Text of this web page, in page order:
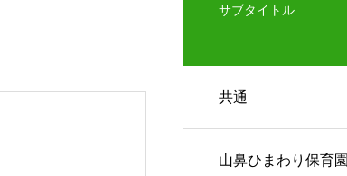
サブタイトル
共通
山鼻ひまわり保育園